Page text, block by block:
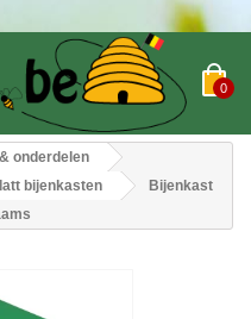
0
onderdelen
bijenkasten
Bijenkast